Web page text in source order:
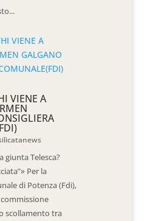
VIENE A
giunta Telesca?
Per la
di Potenza (Fdi),
scollamento tra